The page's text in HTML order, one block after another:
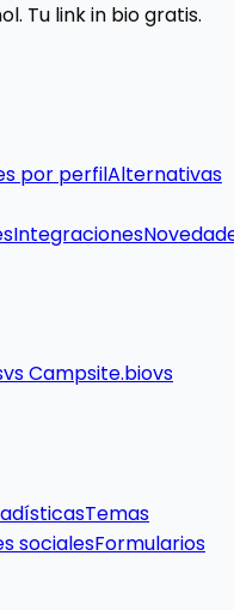
Tu link in bio gratis.
por perfilAlternativas
Integraciones
vs Campsite.biovs
Temas
socialesFormularios